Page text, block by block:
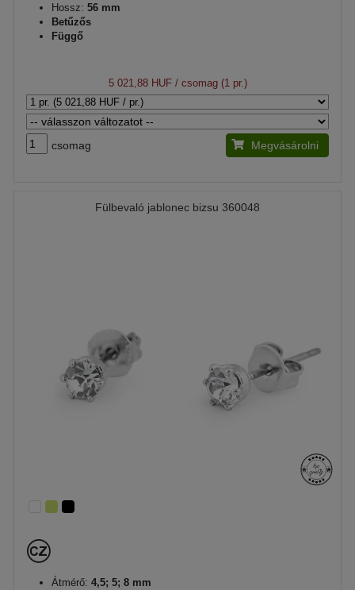
Hossz: 56 mm
Betűzős
Függő
5 021,88 HUF/ csomag (1 pr.)
csomag Megvásárolni
Fülbevaló jablonec bizsu 360048
Átmérő: 4,5; 5; 8 mm